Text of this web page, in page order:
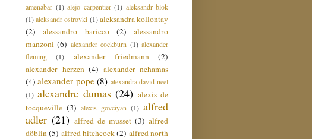
amenabar (1) alejo carpentier (1) aleksandr blok
(1) aleksandr ostrovki (1) aleksandra kollontay
(2)
alessandro baricco (2)
alessandro
manzoni (6) alexander cockburn (1) alexander
fleming
(1) alexander friedmann
(2)
alexander herzen (4) alexander nehamas
(4) alexander pope (8) alexandra david-neel
(1) alexandre dumas (24) alexis de
tocqueville (3) alexis govciyan (1) alfred
adler (21) alfred de musset (3) alfred
döblin (5) alfred hitchcock(2) alfred north